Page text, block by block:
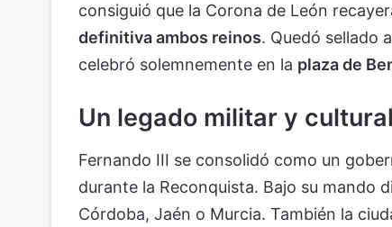
consiguió que la Corona de León
definitiva ambos reinos. Quedó sellado
celebró solemnemente en la plaza de
Un legado militar y
Fernando III se consolidó como un
durante la Reconquista. Bajo su mando
Córdoba, Jaén o Murcia. También la